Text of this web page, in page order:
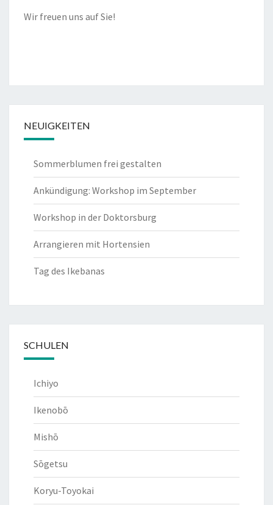
Wir freuen uns auf Sie!
NEUIGKEITEN
Sommerblumen frei gestalten
Ankündigung: Workshop im September
Workshop in der Doktorsburg
Arrangieren mit Hortensien
Tag des Ikebanas
SCHULEN
Ichiyo
Ikenobō
Mishō
Sōgetsu
Koryu-Toyokai